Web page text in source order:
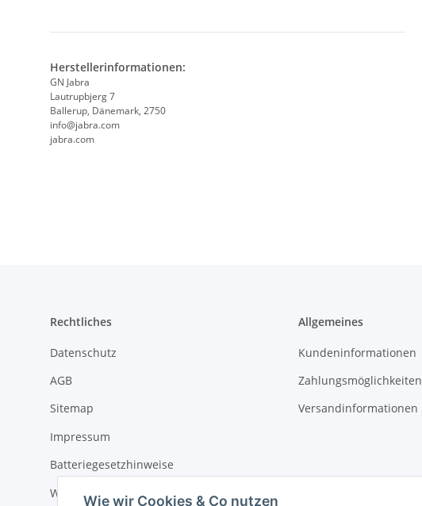
Wie wir Cookies & Co nutzen
Herstellerinformationen:
GN Jabra
Lautrupbjerg 7
Ballerup, Dänemark, 2750
info@jabra.com
jabra.com
Rechtliches
Datenschutz
AGB
Sitemap
Impressum
Batteriegesetzhinweise
Widerrufsrecht
Allgemeines
Kundeninformationen
Zahlungsmöglichkeiten
Versandinformationen